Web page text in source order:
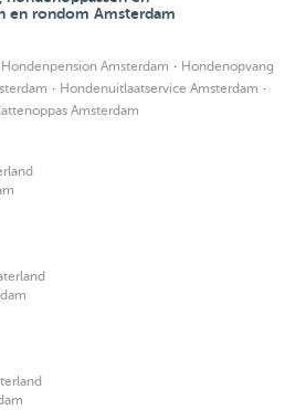
en rondom Amsterdam
Hondenpension Amsterdam · Hondenopvang
· Hondenuitlaatservice Amsterdam ·
Amsterdam